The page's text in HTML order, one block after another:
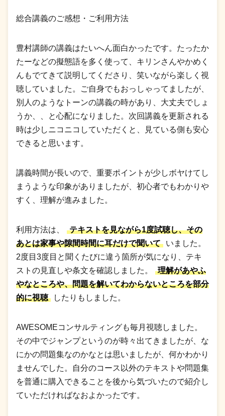
総合講義のご感想・ご利用方法
豊村講師の講義はたいへん面白かったです。たったか
たーなどの擬態語を多く使って、キリンさんやかめく
んもでてきて説明してくださり、笑いながら楽しく視
聴していました。ご自身でもおっしゃってましたが、
別人のようなトーンの講義の時があり、大丈夫でしょ
うか、、と心配になりました。次回講義を更新される
時は少しニコニコしていただくと、見ている側も安心
できると思います。
講義時間が長いので、重要ポイントが少しボヤけてし
まうような印象がありましたが、初心者でもわかりや
すく、理解が進みました。
利用方法は、
テキストを見ながら1度試聴し、その
あとは家事や隙間時間に耳だけで聞いて
いました。
2度目3度目と聞くたびに違う箇所が気になり、テキ
ストの見直しや条文を確認しました。
理解があやふ
やなところや、問題を解いてわからないところを部分
的に視聴
したりもしました。
AWESOMEコンサルティングも毎月視聴しました。
その中でジャンプというのが時々出てきましたが、な
にかの問題集なのかなとは思いましたが、何かわかり
ませんでした。自分のコース以外のテキストや問題集
を普通に購入できることを後から気づいたので紹介し
ていただければなおよかったです。